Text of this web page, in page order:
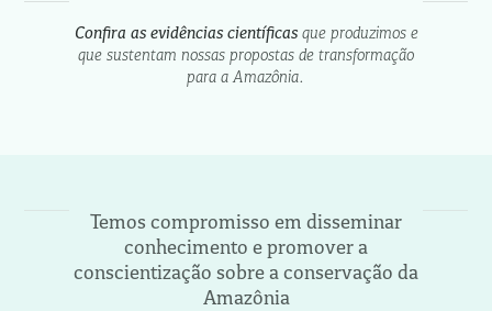
Confira as evidências científicasque produzimos e
que sustentam nossas propostas de transformação
para a Amazônia.
Temos compromisso em disseminar
conhecimento e promover a
conscientização sobre a conservação da
Amazônia